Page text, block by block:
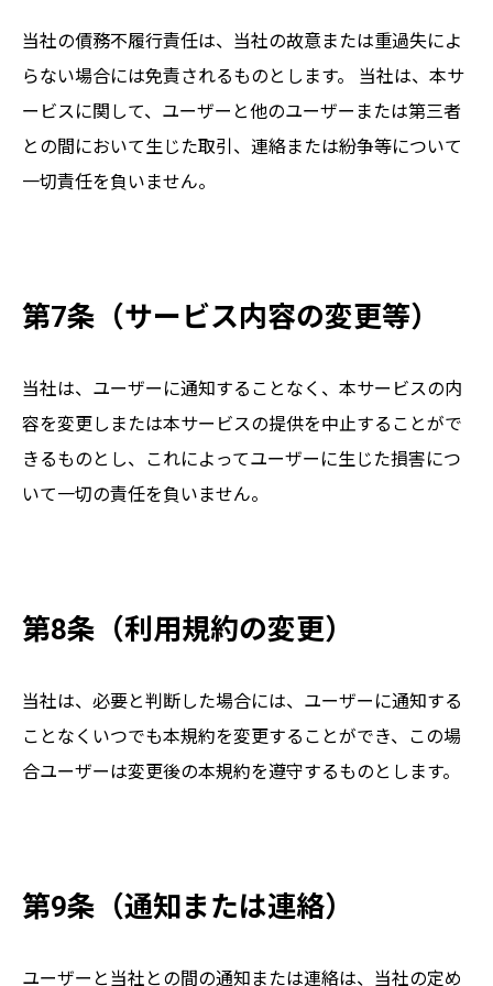
当社の債務不履行責任は、当社の故意または重過失によ
らない場合には免責されるものとします。 当社は、本サ
ービスに関して、ユーザーと他のユーザーまたは第三者
との間において生じた取引、連絡または紛争等について
一切責任を負いません。
第7条（サービス内容の変更等）
当社は、ユーザーに通知することなく、本サービスの内
容を変更しまたは本サービスの提供を中止することがで
きるものとし、これによってユーザーに生じた損害につ
いて一切の責任を負いません。
第8条（利用規約の変更）
当社は、必要と判断した場合には、ユーザーに通知する
ことなくいつでも本規約を変更することができ、この場
合ユーザーは変更後の本規約を遵守するものとします。
第9条（通知または連絡）
ユーザーと当社との間の通知または連絡は、当社の定め